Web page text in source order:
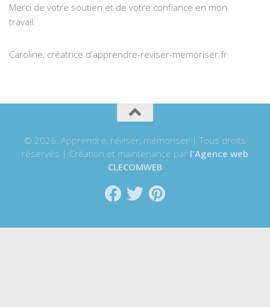
Merci de votre soutien et de votre confiance en mon
travail.
Caroline, créatrice d'apprendre-reviser-memoriser.fr
© 2026. Apprendre, réviser, mémoriser | Tous droits
réservés | Création et maintenance par l'Agence web
CLECOMWEB